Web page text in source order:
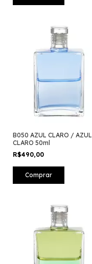
B050 AZUL CLARO / AZUL
CLARO 50ml
R$490,00